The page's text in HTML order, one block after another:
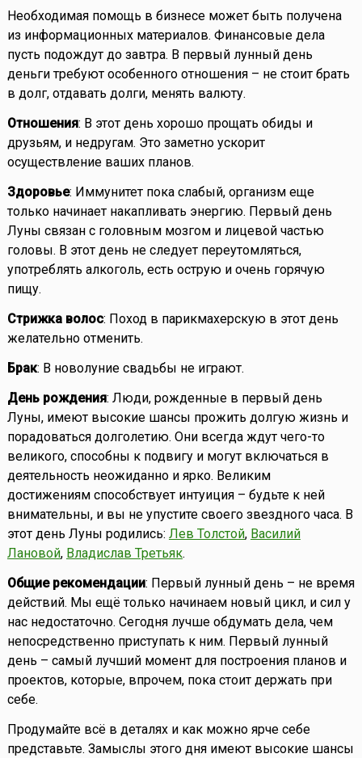
Необходимая помощь в бизнесе может быть получена
из информационных материалов. Финансовые дела
пусть подождут до завтра. В первый лунный день
деньги требуют особенного отношения – не стоит брать
в долг, отдавать долги, менять валюту.
Отношения: В этот день хорошо прощать обиды и
друзьям, и недругам. Это заметно ускорит
осуществление ваших планов.
Здоровье: Иммунитет пока слабый, организм еще
только начинает накапливать энергию. Первый день
Луны связан с головным мозгом и лицевой частью
головы. В этот день не следует переутомляться,
употреблять алкоголь, есть острую и очень горячую
пищу.
Стрижка волос: Поход в парикмахерскую в этот день
желательно отменить.
Брак: В новолуние свадьбы не играют.
День рождения: Люди, рожденные в первый день
Луны, имеют высокие шансы прожить долгую жизнь и
порадоваться долголетию. Они всегда ждут чего-то
великого, способны к подвигу и могут включаться в
деятельность неожиданно и ярко. Великим
достижениям способствует интуиция – будьте к ней
внимательны, и вы не упустите своего звездного часа. В
этот день Луны родились: Лев Толстой, Василий
Лановой, Владислав Третьяк.
Общие рекомендации: Первый лунный день – не время
действий. Мы ещё только начинаем новый цикл, и сил у
нас недостаточно. Сегодня лучше обдумать дела, чем
непосредственно приступать к ним. Первый лунный
день – самый лучший момент для построения планов и
проектов, которые, впрочем, пока стоит держать при
себе.
Продумайте всё в деталях и как можно ярче себе
представьте. Замыслы этого дня имеют высокие шансы